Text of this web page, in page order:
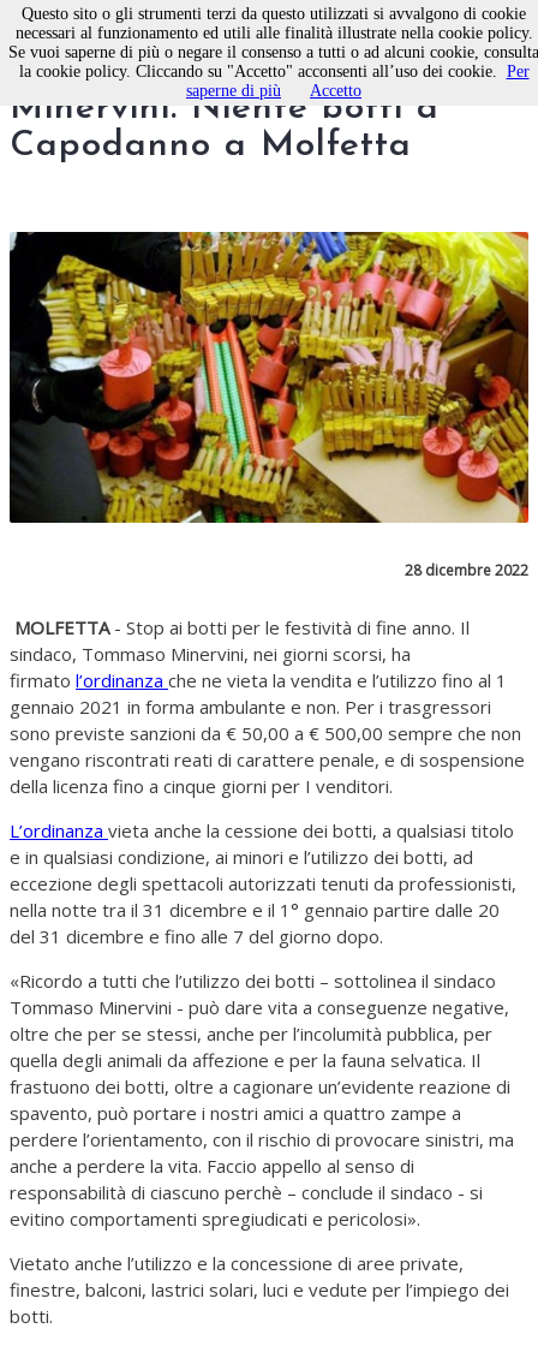
Ordinanza del Sindaco
Minervini. Niente botti a
Capodanno a Molfetta
28 dicembre 2022
MOLFETTA- Stop ai botti per le festività di fine anno. Il
sindaco, Tommaso Minervini, nei giorni scorsi, ha
firmato l’ordinanza che ne vieta la vendita e l’utilizzo fino al 1
gennaio 2021 in forma ambulante e non. Per i trasgressori
sono previste sanzioni da € 50,00 a € 500,00 sempre che non
vengano riscontrati reati di carattere penale, e di sospensione
della licenza fino a cinque giorni per I venditori.
L’ordinanza vieta anche la cessione dei botti, a qualsiasi titolo
e in qualsiasi condizione, ai minori e l’utilizzo dei botti, ad
eccezione degli spettacoli autorizzati tenuti da professionisti,
nella notte tra il 31 dicembre e il 1° gennaio partire dalle 20
del 31 dicembre e fino alle 7 del giorno dopo.
«Ricordo a tutti che l’utilizzo dei botti – sottolinea il sindaco
Tommaso Minervini - può dare vita a conseguenze negative,
oltre che per se stessi, anche per l’incolumità pubblica, per
quella degli animali da affezione e per la fauna selvatica. Il
frastuono dei botti, oltre a cagionare un’evidente reazione di
spavento, può portare i nostri amici a quattro zampe a
perdere l’orientamento, con il rischio di provocare sinistri, ma
anche a perdere la vita. Faccio appello al senso di
responsabilità di ciascuno perchè – conclude il sindaco - si
evitino comportamenti spregiudicati e pericolosi».
Vietato anche l’utilizzo e la concessione di aree private,
finestre, balconi, lastrici solari, luci e vedute per l’impiego dei
botti.
Questo sito o gli strumenti terzi da questo utilizzati si avvalgono di cookie
necessari al funzionamento ed utili alle finalità illustrate nella cookie policy.
Se vuoi saperne di più o negare il consenso a tutti o ad alcuni cookie, consulta
la cookie policy. Cliccando su "Accetto" acconsenti all’uso dei cookie. Per
saperne di più
Accetto